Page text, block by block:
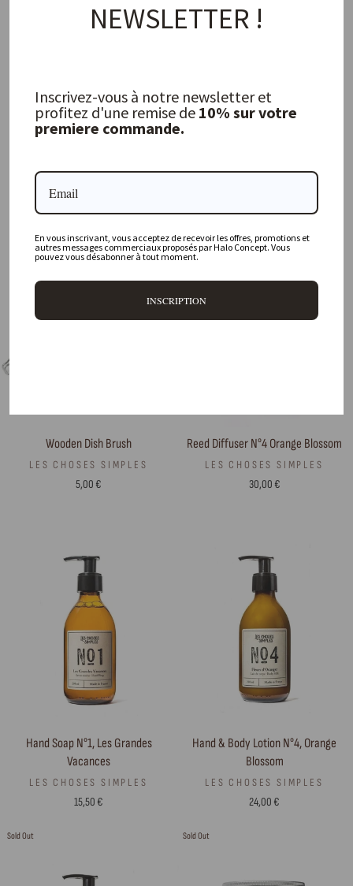
Wooden Dish Brush
LES CHOSES SIMPLES
5,00 €
Reed Diffuser N°4 Orange Blossom
LES CHOSES SIMPLES
30,00 €
Hand Soap N°1, Les Grandes
Vacances
LES CHOSES SIMPLES
15,50 €
Hand & Body Lotion N°4, Orange
Blossom
LES CHOSES SIMPLES
24,00 €
Sold Out Sold Out
NEWSLETTER !
Inscrivez-vous à notre newsletter et
profitez d'une remise de 10% sur votre
premiere commande.
En vous inscrivant, vous acceptez de recevoir les offres, promotions et
autres messages commerciaux proposés par Halo Concept. Vous
pouvez vous désabonner à tout moment.
INSCRIPTION